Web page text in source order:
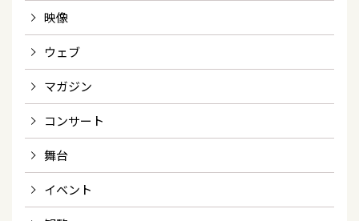
映像
ウェブ
マガジン
コンサート
舞台
イベント